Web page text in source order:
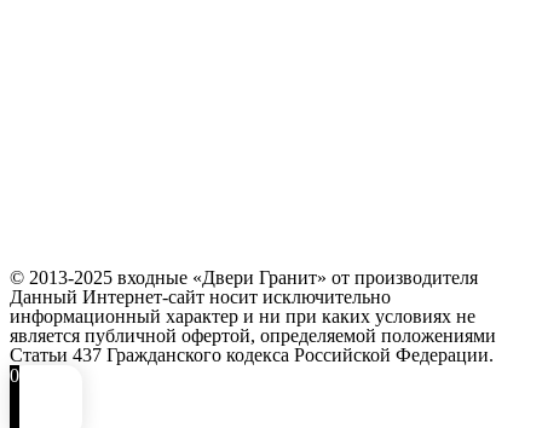
© 2013-2025 входные «Двери Гранит» от производителя
Данный Интернет-сайт носит исключительно
информационный характер и ни при каких условиях не
является публичной офертой, определяемой положениями
Статьи 437 Гражданского кодекса Российской Федерации.
0